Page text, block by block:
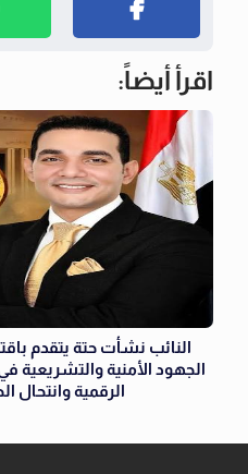
اقرأ أيضاً:
النائب نشأت حتة يتقدم
الجهود الأمنية والتشريعية
الرقمية وانتحال